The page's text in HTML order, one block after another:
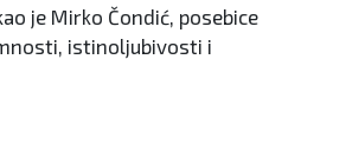
je Mirko Čondić, posebice
istinoljubivosti i